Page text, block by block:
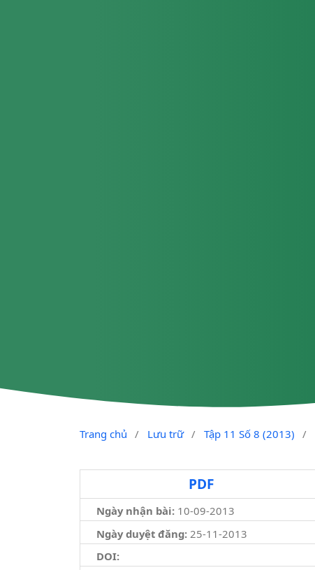
Trang chủ / Lưu trữ / Tập 11 Số 8 (2013) /
PDF
Ngày nhận bài: 10-09-2013
Ngày duyệt đăng:25-11-2013
DOI: